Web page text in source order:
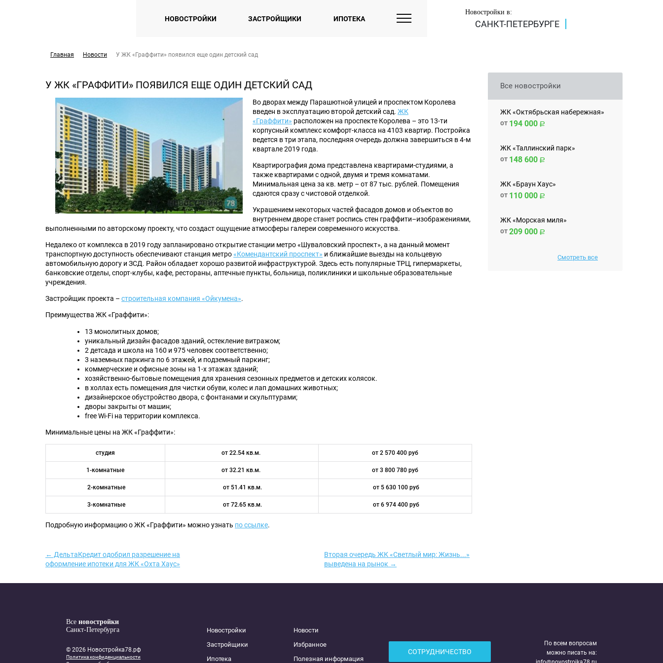
НОВОСТРОЙКИ ЗАСТРОЙЩИКИ ИПОТЕКА
Новостройки в:
САНКТ-ПЕТЕРБУРГЕ
Главная Новости У ЖК «Граффити» появился еще один детский сад
У ЖК «ГРАФФИТИ» ПОЯВИЛСЯ ЕЩЕ ОДИН ДЕТСКИЙ САД
Во дворах между Парашютной улицей и проспектом Королева
введен в эксплуатацию второй детский сад. ЖК
«Граффити» расположен на проспекте Королева – это 13-ти
корпусный комплекс комфорт-класса на 4103 квартир. Постройка
ведется в три этапа, последняя очередь должна завершиться в 4-м
квартале 2019 года.
Квартирография дома представлена квартирами-студиями, а
также квартирами с одной, двумя и тремя комнатами.
Минимальная цена за кв. метр – от 87 тыс. рублей. Помещения
сдаются сразу с чистовой отделкой.
Украшением некоторых частей фасадов домов и объектов во
внутреннем дворе станет роспись стен граффити–изображениями,
выполненными по авторскому проекту, что создаст ощущение атмосферы галереи современного искусства.
Недалеко от комплекса в 2019 году запланировано открытие станции метро «Шуваловский проспект», а на данный момент
транспортную доступность обеспечивают станция метро«Комендантский проспект» и ближайшие выезды на кольцевую
автомобильную дорогу и ЗСД. Район обладает хорошо развитой инфраструктурой. Здесь есть популярные ТРЦ, гипермаркеты,
банковские отделы, спорт-клубы, кафе, рестораны, аптечные пункты, больница, поликлиники и школьные образовательные
учреждения.
Застройщик проекта – строительная компания «Ойкумена».
Преимущества ЖК «Граффити»:
13 монолитных домов;
уникальный дизайн фасадов зданий, остекление витражом;
2 детсада и школа на 160 и 975 человек соответственно;
3 наземных паркинга по 6 этажей, и подземный паркинг;
коммерческие и офисные зоны на 1-х этажах зданий;
хозяйственно-бытовые помещения для хранения сезонных предметов и детских колясок.
в холлах есть помещения для чистки обуви, колес и лап домашних животных;
дизайнерское обустройство двора, с фонтанами и скульптурами;
дворы закрыты от машин;
free Wi-Fi на территории комплекса.
Минимальные цены на ЖК «Граффити»:
студия от 22.54 кв.м. от 2 570 400 руб
1-комнатные от 32.21 кв.м. от 3 800 780 руб
2-комнатные от 51.41 кв.м. от 5 630 100 руб
3-комнатные от 72.65 кв.м. от 6 974 400 руб
Подробную информацию о ЖК «Граффити» можно узнать по ссылке.
← ДельтаКредит одобрил разрешение на
оформление ипотеки для ЖК «Охта Хаус»
Вторая очередь ЖК «Светлый мир: Жизнь...»
выведена на рынок →
Все новостройки
ЖК «Октябрьская набережная»
от 194 000
ЖК «Таллинский парк»
от 148 600
ЖК «Браун Хаус»
от 110 000
ЖК «Морская миля»
от209 000
Смотреть все
Все новостройки
Санкт-Петербурга
© 2026 Новостройка78.рф
Политика конфиденциальности
Новостройки
Застройщики
Ипотека
Новости
Избранное
Полезная информация
СОТРУДНИЧЕСТВО
По всем вопросам
можно писать на: